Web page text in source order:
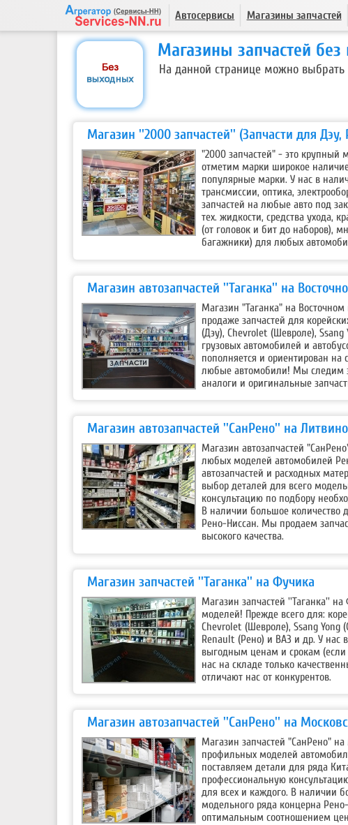
Автосервисы Магазины запчастей
Магазины запчастей
На данной странице можно
Магазин ''2000 запчастей'' (Запчасти для
"2000 запчастей" - это крупный
отметим марки широкое
популярные марки. У нас в
трансмиссии, оптика,
запчастей на любые авто под
тех. жидкости, средства ухода,
(от головок и бит до наборов),
багажники) для любых
Магазин автозапчастей ''Таганка'' на
Магазин "Таганка" на Восточном
продаже запчастей для
(Дэу), Chevrolet (Шевроле),
грузовых автомобилей и
пополняется и ориентирован
любые автомобили! Мы следим
аналоги и оригинальные
Магазин автозапчастей ''СанРено'' на
Магазин автозапчастей
любых моделей автомобилей
автозапчастей и расходных
выбор деталей для всего
консультацию по подбору
В наличии большое количество
Рено-Ниссан. Мы продаем
высокого качества.
Магазин запчастей ''Таганка'' на Фучика
Магазин запчастей ''Таганка''
моделей! Прежде всего для:
Chevrolet (Шевроле), Ssang Yong
Renault (Рено) и ВАЗ и др. У нас
выгодным ценам и срокам
нас на складе только
отличают нас от конкурентов.
Магазин автозапчастей ''СанРено'' на
Магазин запчастей "СанРено"
профильных моделей
поставляем детали для ряда
профессиональную
для всех и каждого. В наличии
модельного ряда концерна
оптимальным соотношением